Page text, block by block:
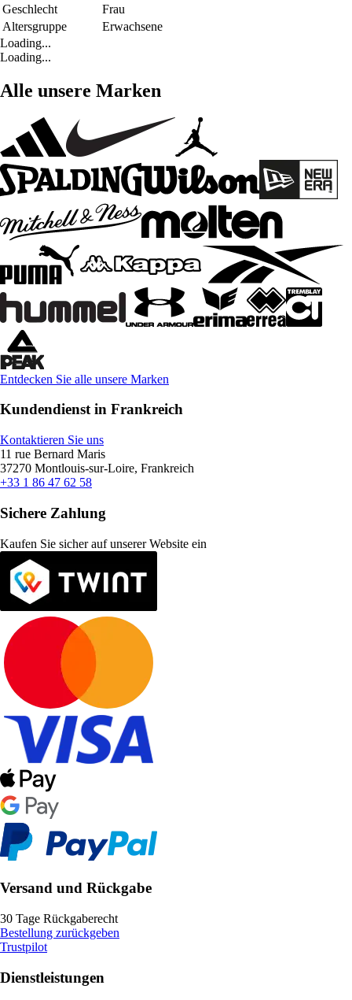
Geschlecht
Frau
Altersgruppe
Erwachsene
Loading...
Loading...
Alle unsere Marken
Entdecken Sie alle unsere Marken
Kundendienst in Frankreich
Kontaktieren Sie uns
11 rue Bernard Maris
37270 Montlouis-sur-Loire, Frankreich
+33 1 86 47 62 58
Sichere Zahlung
Kaufen Sie sicher auf unserer Website ein
Versand und Rückgabe
30 Tage Rückgaberecht
Bestellung zurückgeben
Trustpilot
Dienstleistungen